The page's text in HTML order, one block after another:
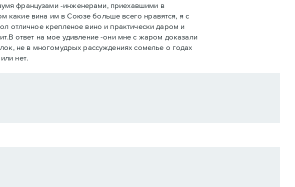
французами -инженерами, приехавшими в
какие вина им в Союзе больше всего нравятся, я с
отличное крепленое вино и практически даром и
ответ на мое удивление -они мне с жаром доказали
не в многомудрых рассуждениях сомелье о годах
нет.